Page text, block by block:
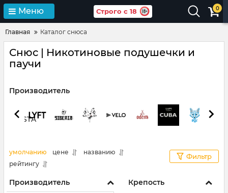
Меню Строго с 18 0
Главная Каталог снюса
Снюс | Никотиновые подушечки и
паучи
Производитель
умолчанию цене
названию
рейтингу
Фильтр
Производитель Крепость